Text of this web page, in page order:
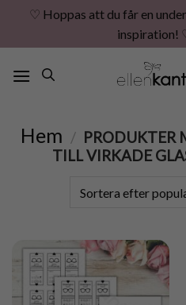
♡ Hoppas att du får en
inspiration!
Hem / PRODUKTER
TILL VIRKADE